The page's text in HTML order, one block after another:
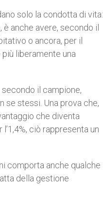
solo la condotta di vita:
anche avere, secondo il
o ancora, per il
liberamente una
secondo il campione,
se stessi. Una prova che,
che diventa
ciò rappresenta un
comporta anche qualche
della gestione